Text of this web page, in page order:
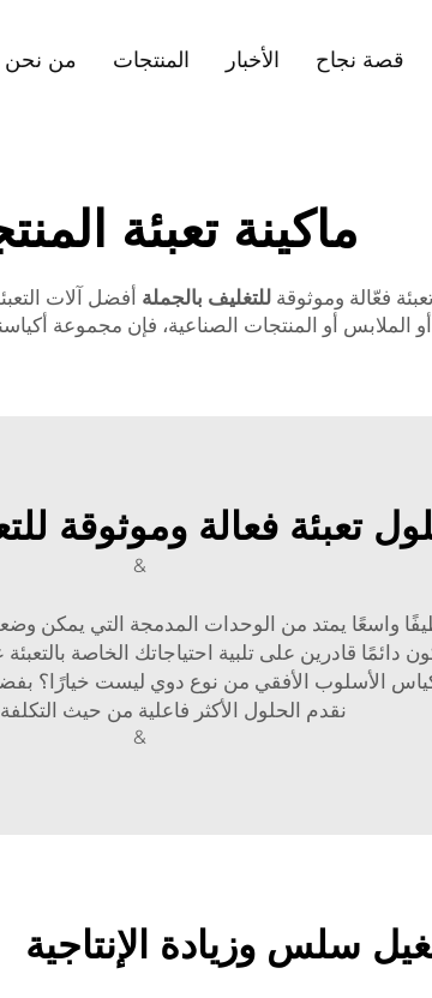
من نحن المنتجات الأخبار قصة نجاح
ماكينة تعبئة
للتغليف بالجملة أفضل آلات
أو الملابس أو المنتجات الصناعية، فإن مجموعة
تعبئة فعالة وموثوقة
&
واسعًا يمتد من الوحدات المدمجة التي يمكن
دائمًا قادرين على تلبية احتياجاتك الخاصة
نقدم الحلول الأكثر فاعلية من حيث التكلفة
&
سلس وزيادة الإنتاجية